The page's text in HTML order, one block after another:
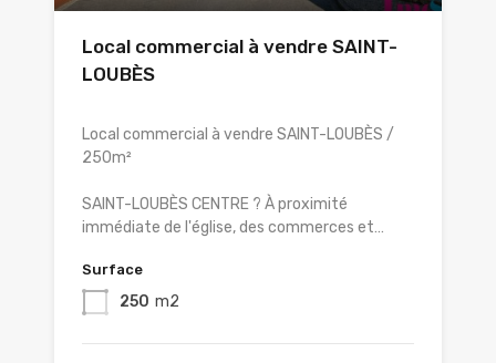
Local commercial à vendre SAINT-
LOUBÈS
Local commercial à vendre SAINT-LOUBÈS /
250m²
SAINT-LOUBÈS CENTRE ? À proximité
immédiate de l'église, des commerces et…
Surface
250 m2